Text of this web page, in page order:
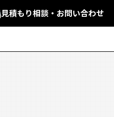
見積もり相談・お問い合わせ